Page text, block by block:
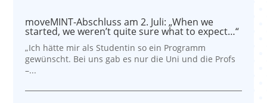
moveMINT-Abschluss am 2. Juli: „When we
started, we weren’t quite sure what to expect…“
„Ich hätte mir als Studentin so ein Programm
gewünscht. Bei uns gab es nur die Uni und die Profs
–...